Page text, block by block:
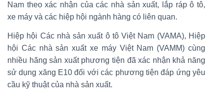
Nam theo xác nhận của các nhà sản xuất, lắp ráp ô tô,
xe máy và các hiệp hội ngành hàng có liên quan.
Hiệp hội Các nhà sản xuất ô tô Việt Nam (VAMA), Hiệp
hội Các nhà sản xuất xe máy Việt Nam (VAMM) cùng
nhiều hãng sản xuất phương tiện đã xác nhận khả năng
sử dụng xăng E10 đối với các phương tiện đáp ứng yêu
cầu kỹ thuật của nhà sản xuất.